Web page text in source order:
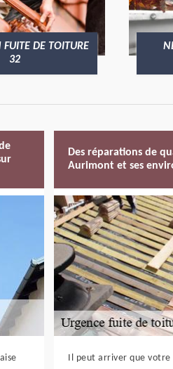
FUITE DE TOITURE
32
Des réparations de
Aurimont et ses
Il peut arriver que